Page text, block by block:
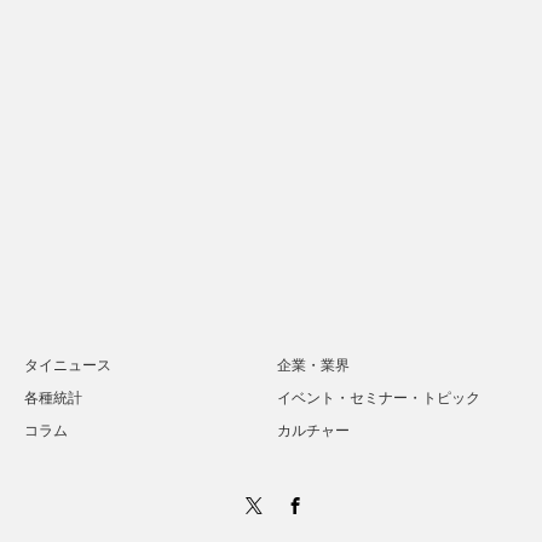
タイニュース
企業・業界
各種統計
イベント・セミナー・トピック
コラム
カルチャー